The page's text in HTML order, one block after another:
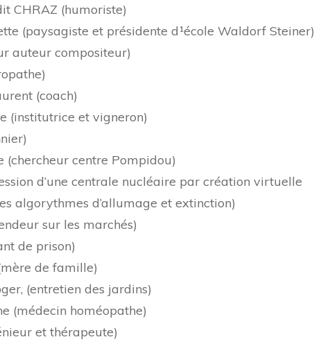
CHRAZ (humoriste)
(paysagiste et présidente d¹école Waldorf Steiner)
auteur compositeur)
(coach)
(institutrice et vigneron)
(chercheur centre Pompidou)
d’une centrale nucléaire par création virtuelle
algorythmes d’allumage et extinction)
sur les marchés)
de prison)
de famille)
(entretien des jardins)
(médecin homéopathe)
et thérapeute)